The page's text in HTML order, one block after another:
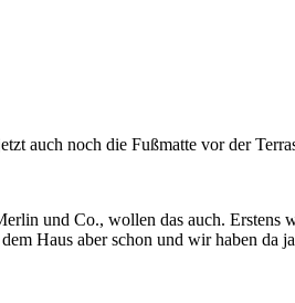
auch noch die Fußmatte vor der
und Co., wollen das auch.
Haus aber schon und wir haben da